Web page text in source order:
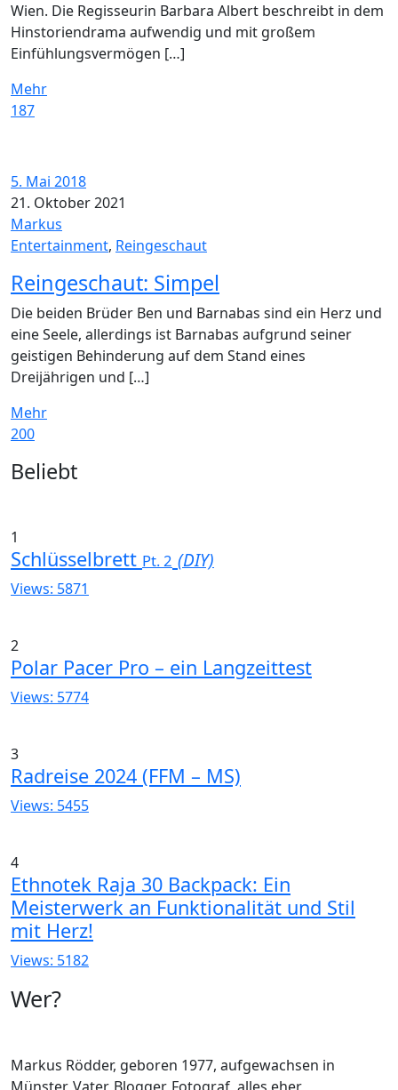
Wien. Die Regisseurin Barbara Albert beschreibt in dem
Hinstoriendrama aufwendig und mit großem
Einfühlungsvermögen […]
Mehr
187
5. Mai 2018
21. Oktober 2021
Markus
Entertainment, Reingeschaut
Reingeschaut: Simpel
Die beiden Brüder Ben und Barnabas sind ein Herz und
eine Seele, allerdings ist Barnabas aufgrund seiner
geistigen Behinderung auf dem Stand eines
Dreijährigen und […]
Mehr
200
Widgets
Beliebt
1
Schlüsselbrett Pt. 2 (DIY)
Views: 5871
2
Polar Pacer Pro – ein Langzeittest
Views: 5774
3
Radreise 2024 (FFM – MS)
Views: 5455
4
Ethnotek Raja 30 Backpack: Ein
Meisterwerk an Funktionalität und Stil
mit Herz!
Views: 5182
Wer?
Markus Rödder, geboren 1977, aufgewachsen in